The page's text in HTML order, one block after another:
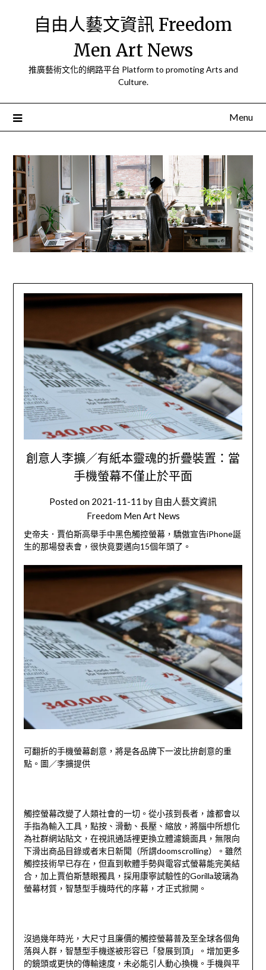
自由人藝文資訊 Freedom
Men Art News
推廣藝術文化的網路平台 Platform to promoting Arts and
Culture.
Menu
創意人李擴／有紙本靈魂的折疊裝置：當
手機螢幕不僅止於平面
Posted on 2021-11-11 by 自由人藝文資訊
Freedom Men Art News
史帝夫．賈伯斯高舉手中黑色觸控螢幕，驕傲宣告iPhone誕
生的那場發表會，很快竟要邁向15個年頭了。
可翻折的手機螢幕創意，將是各品牌下一波比拚創意的重
點。圖／李擴提供
觸控螢幕改變了人類社會的一切。從小孩到長者，誰都會以
手指為輸入工具，點按、滑動、長壓、縮放，將腦中所想化
為社群網站貼文，在視訊通話裡更換立體濾鏡面具，無限向
下滑出商品目錄或者末日新聞（所謂doomscrolling）。雖然
觸控技術早已存在，但直到軟體手勢與電容式螢幕能完美結
合，加上賈伯斯慧眼獨具，採用康寧試驗性的Gorilla玻璃為
螢幕材質，智慧型手機時代的序幕，才正式掀開。
沒過幾年時光，大尺寸且廉價的觸控螢幕普及至全球各個角
落與人群，智慧型手機遂被形容已「發展到頂」。增加更多
的鏡頭或更快的傳輸速度，未必能引人動心換機。手機與平